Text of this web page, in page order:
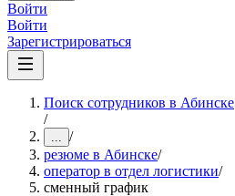
Войти
Войти
Зарегистрироваться
Поиск сотрудников в Абинске
/
... /
резюме в Абинске/
оператор в отдел логистики/
сменный график